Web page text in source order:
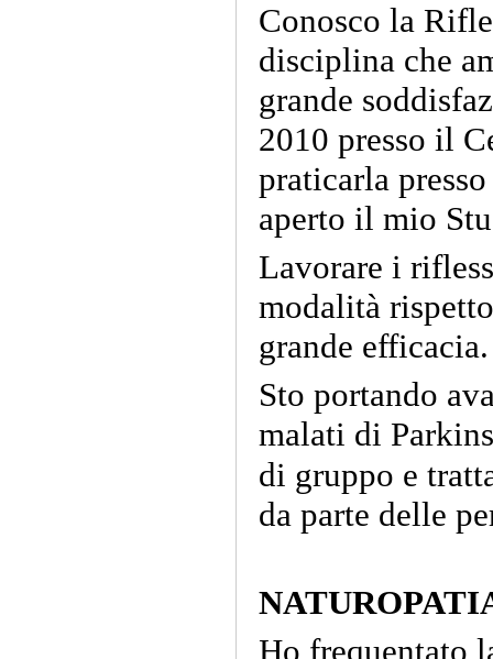
Conosco la
disciplina che
grande
2010 presso il
praticarla
aperto il mio
Lavorare i
modalità
grande
Sto portando
malati di
di gruppo e
da parte delle
Ho frequentato